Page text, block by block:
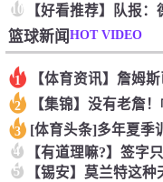
10
篮球新闻HOT VIDEO
1
2
3
4
5